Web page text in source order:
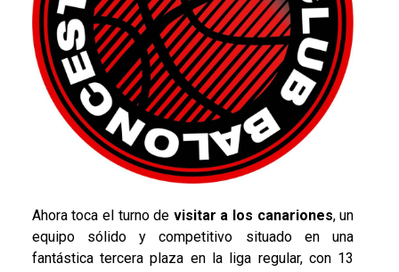
Ahora toca el turno de visitar a los canariones, un
equipo sólido y competitivo situado en una
fantástica tercera plaza en la liga regular, con 13